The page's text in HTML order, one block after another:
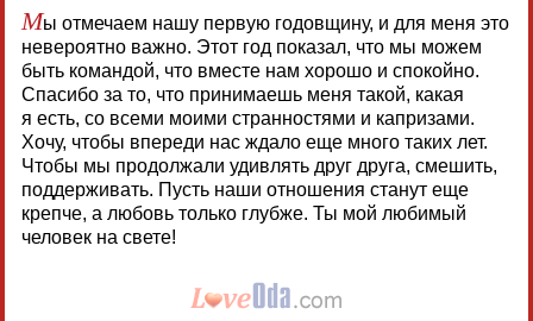
Мы отмечаем нашу первую годовщину, и для меня это
невероятно важно. Этот год показал, что мы можем
быть командой, что вместе нам хорошо и спокойно.
Спасибо за то, что принимаешь меня такой, какая
я есть, со всеми моими странностями и капризами.
Хочу, чтобы впереди нас ждало еще много таких лет.
Чтобы мы продолжали удивлять друг друга, смешить,
поддерживать. Пусть наши отношения станут еще
крепче, а любовь только глубже. Ты мой любимый
человек на свете!